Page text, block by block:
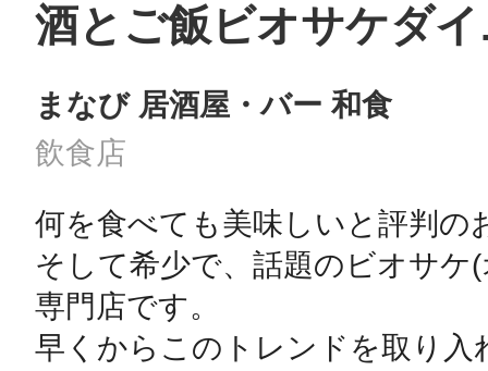
酒とご飯ビオサケダ
まなび 居酒屋・バー 和食
飲食店
何を食べても美味しいと評判の
そして希少で、話題のビオサケ
専門店です。
早くからこのトレンドを取り入